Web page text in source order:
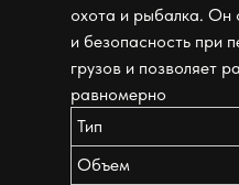
охота и рыбалка. Он
и безопасность при
грузов и позволяет
равномерно
Тип
Объем